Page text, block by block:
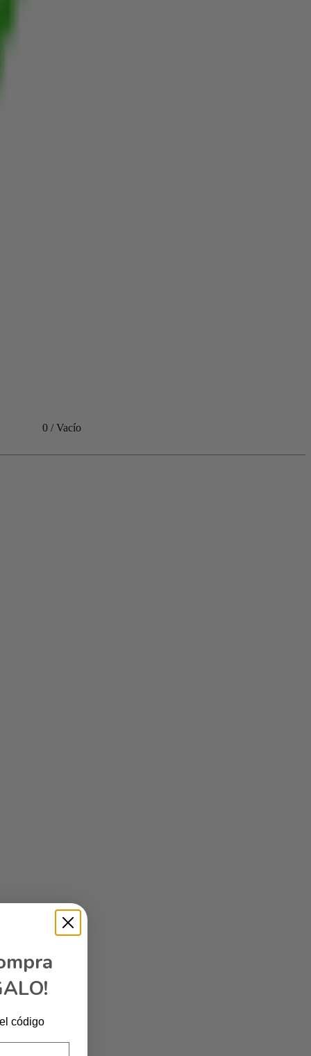
0 /Vacío
código